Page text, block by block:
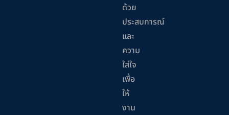
ด้วย
ประสบการณ์
และ
ความ
ใส่ใจ
เพื่อ
ให้
งาน